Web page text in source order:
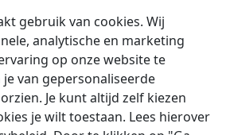
gebruik van cookies. Wij
analytische en marketing
op onze website te
van gepersonaliseerde
Je kunt altijd zelf kiezen
je wilt toestaan. Lees hierover